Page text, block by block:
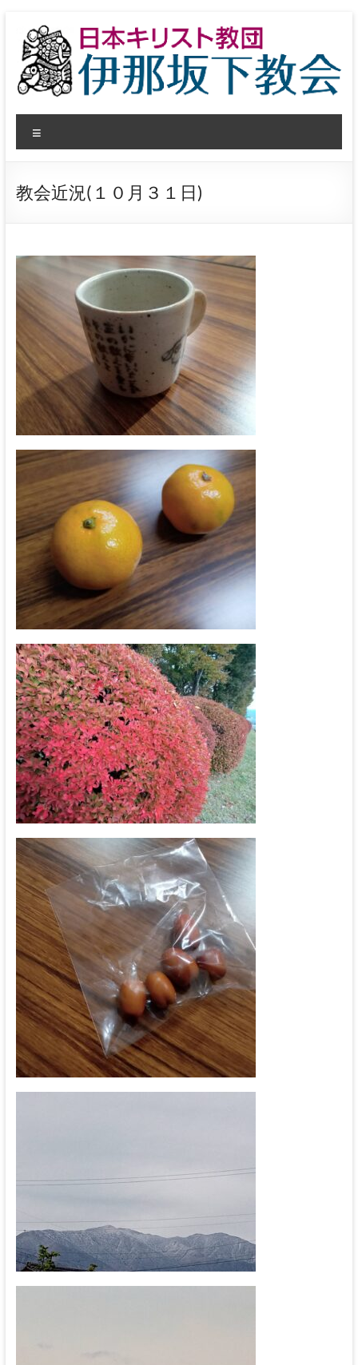
ス
ッ
日
本
キ
リ
ト
教
団
伊
那
坂
下
教
会
イ
ス・
キ
ス
ト
の
父
な
る
神
ニ
ー
教会近況(１０月３１日)